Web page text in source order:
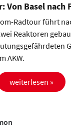
Von Basel nach
Radtour führt
Reaktoren
AKW.
weiterlesen »